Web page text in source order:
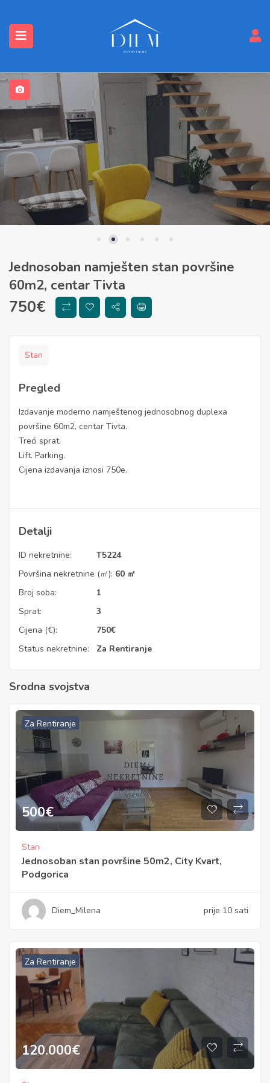
(Nekretnine)
Jednosoban namješten stan površine
60m2, centar Tivta
750€
Stan
Pregled
Izdavanje moderno namještenog jednosobnog duplexa
površine 60m2, centar Tivta.
Treći sprat.
Lift. Parking.
Cijena izdavanja iznosi 750e.
Detalji
ID nekretnine:
T5224
Površina nekretnine (㎡): 60 ㎡
Broj soba:
1
Sprat:
3
Cijena (€):
750€
Status nekretnine:
Za Rentiranje
Srodna svojstva
Za Rentiranje
500€
Stan
Jednosoban stan površine 50m2, City Kvart,
Podgorica
Diem_Milena prije 10 sati
Za Rentiranje
120.000€